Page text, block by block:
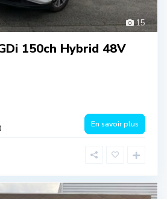
15
150ch Hybrid 48V
En savoir plus